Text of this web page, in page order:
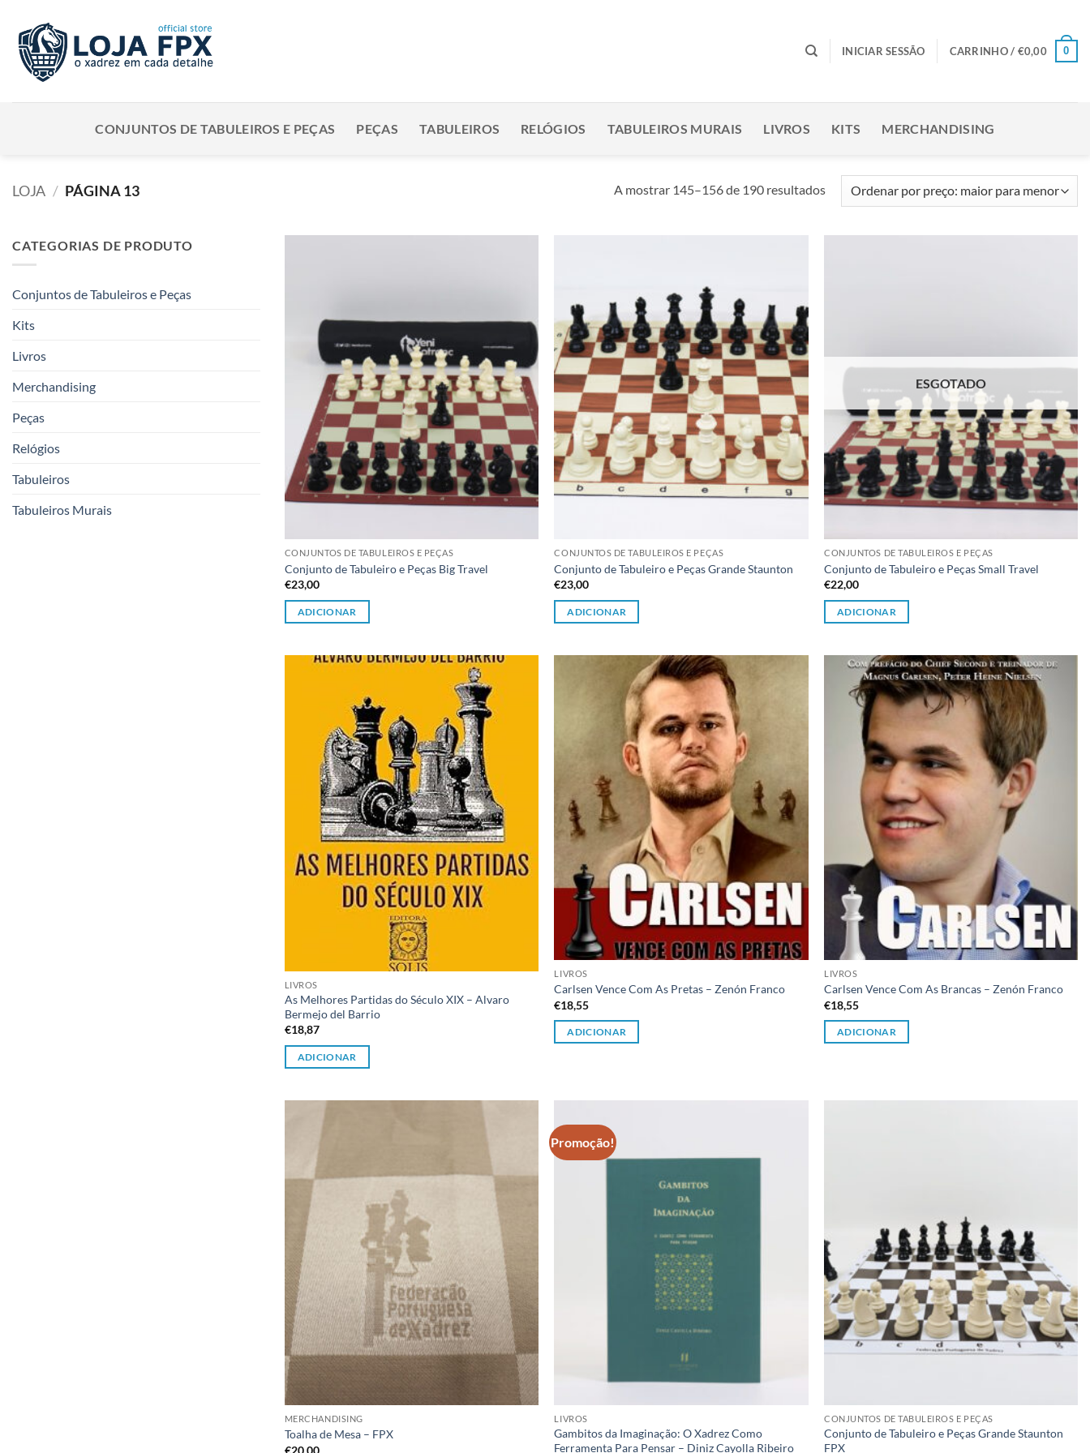
content
INICIAR SESSÃO CARRINHO / €0,00 0
CONJUNTOS DE TABULEIROS E PEÇAS PEÇAS TABULEIROS RELÓGIOS TABULEIROS MURAIS LIVROS KITS MERCHANDISING
LOJA / PÁGINA 13 A mostrar 145–156 de 190 resultadosOrdenado
por
CATEGORIAS DE PRODUTO
Conjuntos de Tabuleiros e Peças
Kits
Livros
Merchandising
Peças
Relógios
Tabuleiros
Tabuleiros Murais
CONJUNTOS DE TABULEIROS E PEÇAS
Conjunto de Tabuleiro e Peças Big Travel
€23,00
ADICIONAR
desejos
CONJUNTOS DE TABULEIROS E PEÇAS
Conjunto de Tabuleiro e Peças Grande Staunton
€23,00
ADICIONAR
ESGOTADO
CONJUNTOS DE TABULEIROS E PEÇAS
Conjunto de Tabuleiro e Peças Small Travel
€22,00
ADICIONAR
Adicionar
à lista de
desejos
LIVROS
As Melhores Partidas do Século XIX – Alvaro
Bermejo del Barrio
€18,87
ADICIONAR
LIVROS
Carlsen Vence Com As Pretas – Zenón Franco
€18,55
ADICIONAR
Adicionar
à lista de
desejos
LIVROS
Carlsen Vence Com As Brancas – Zenón Franco
€18,55
ADICIONAR
MERCHANDISING
Toalha de Mesa – FPX
€20,00
Promoção!
à lista de
LIVROS
Gambitos da Imaginação: O Xadrez Como
Ferramenta Para Pensar – Diniz Cayolla Ribeiro
CONJUNTOS DE TABULEIROS E PEÇAS
Conjunto de Tabuleiro e Peças Grande Staunton
FPX